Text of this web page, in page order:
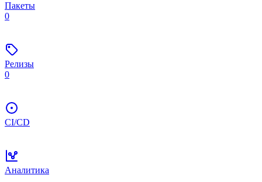
Пакеты
0
Релизы
0
CI/CD
Аналитика